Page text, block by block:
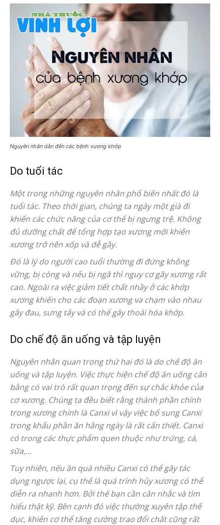
Nguyên nhân dẫn đến các bệnh xương khớp
Do tuổi tác
Một trong những nguyên nhân phổ biến nhất đó là
tuổi tác. Theo thời gian, chúng ta ngày một già đi
khiến các chức năng của cơ thể bị ngưng trệ. Không
đủ dưỡng chất để tổng hợp tạo xương mới khiến
xương trở nên xốp và dễ gãy.
Đó là lý do người cao tuổi thường đi đứng không
vững, bị còng và nếu bị ngã thì nguy cơ gãy xương rất
cao. Ngoài ra việc giảm tiết chất nhầy ở các khớp
xương khiến cho các đoạn xương va chạm vào nhau
gây đau, sưng tấy và có thể gây thoái hóa khớp.
Do chế độ ăn uống và tập luyện
Nguyên nhân quan trọng thứ hai đó là do chế độ ăn
uống và tập luyện. Việc thực hiện chế độ ăn uống cân
bằng có vai trò rất quan trọng đến sự chắc khỏe của
cơ xương. Chúng ta đều biết rằng thành phần chính
trong xương chính là Canxi vì vậy việc bổ sung Canxi
trong khẩu phần ăn hằng ngày là rất cẩn thiết. Canxi
có trong các thực phẩm quen thuộc như trứng, cá,
sữa,…
Tuy nhiên, nếu ăn quá nhiều Canxi có thể gây tác
dụng ngược lại, cụ thể là quá trình hủy xương có thể
diễn ra nhanh hơn. Bởi thế bạn cần cân nhắc và tìm
hiểu thật kỹ. Bên cạnh đó việc thường xuyên tập thể
dục, khiến cơ thể tăng cường trao đổi chất cũng rất